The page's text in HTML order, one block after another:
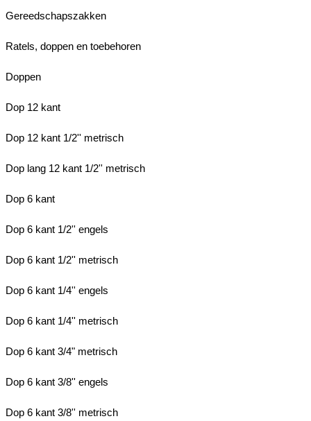
Gereedschapszakken
Ratels, doppen en toebehoren
Doppen
Dop 12 kant
Dop 12 kant 1/2'' metrisch
Dop lang 12 kant 1/2'' metrisch
Dop 6 kant
Dop 6 kant 1/2'' engels
Dop 6 kant 1/2'' metrisch
Dop 6 kant 1/4'' engels
Dop 6 kant 1/4'' metrisch
Dop 6 kant 3/4" metrisch
Dop 6 kant 3/8'' engels
Dop 6 kant 3/8'' metrisch